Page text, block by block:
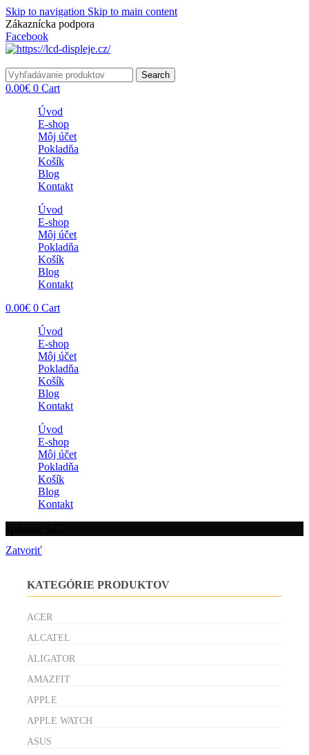
Skip to navigation Skip to main content
Zákaznícka podpora
Facebook
Search
0.00€ 0 Cart
Úvod
E-shop
Môj účet
Pokladňa
Košík
Blog
Kontakt
Úvod
E-shop
Môj účet
Pokladňa
Košík
Blog
Kontakt
0.00€ 0 Cart
Úvod
E-shop
Môj účet
Pokladňa
Košík
Blog
Kontakt
Úvod
E-shop
Môj účet
Pokladňa
Košík
Blog
Kontakt
Zatvoriť
KATEGÓRIE PRODUKTOV
ACER
ALCATEL
ALIGATOR
AMAZFIT
APPLE
APPLE WATCH
ASUS